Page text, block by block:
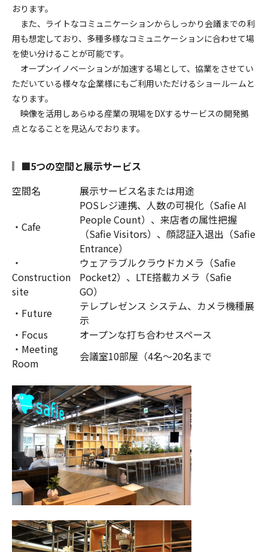
おります。
また、ライトなコミュニケーションからしっかり会議までの利
用も想定しており、多種多様なコミュニケーションに合わせて場
を使い分けることが可能です。
オープンイノベーションが加速する場として、協業をさせてい
ただいている様々な企業様にもご利用いただけるショールームと
なります。
映像を活用しあらゆる産業の現場をDXするサービスの開発拠
点となることを見込んでおります。
■5つの空間と展示サービス
空間名
展示サービス名または用途
・Cafe
POSレジ連携、人数の可視化（Safie AI
People Count）、来店者の属性把握
（Safie Visitors）、顔認証入退出（Safie
Entrance）
・
Construction
site
ウェアラブルクラウドカメラ（Safie
Pocket2）、LTE搭載カメラ（Safie
GO）
・Future
テレプレゼンス システム、カメラ機種展
示
・Focus
オープンな打ち合わせスペース
・Meeting
Room
会議室10部屋（4名〜20名まで